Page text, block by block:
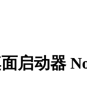
启动器